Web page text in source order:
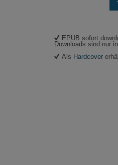
EPUB sofort
Downloads sind nur
Als Hardcover